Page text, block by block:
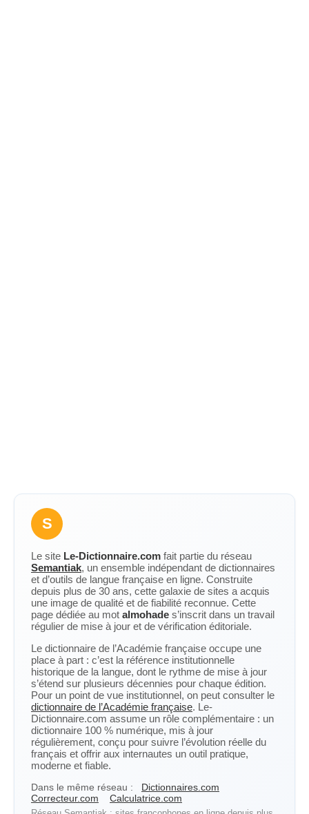
S
Le site Le-Dictionnaire.com fait partie du réseau
Semantiak, un ensemble indépendant de dictionnaires
et d’outils de langue française en ligne. Construite
depuis plus de 30 ans, cette galaxie de sites a acquis
une image de qualité et de fiabilité reconnue. Cette
page dédiée au mot almohade s’inscrit dans un travail
régulier de mise à jour et de vérification éditoriale.
Le dictionnaire de l’Académie française occupe une
place à part : c’est la référence institutionnelle
historique de la langue, dont le rythme de mise à jour
s’étend sur plusieurs décennies pour chaque édition.
Pour un point de vue institutionnel, on peut consulter le
dictionnaire de l’Académie française. Le-
Dictionnaire.com assume un rôle complémentaire : un
dictionnaire 100 % numérique, mis à jour
régulièrement, conçu pour suivre l’évolution réelle du
français et offrir aux internautes un outil pratique,
moderne et fiable.
Dans le même réseau :
Dictionnaires.com
Correcteur.com
Calculatrice.com